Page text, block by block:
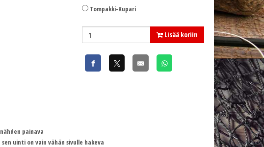
Tompakki-Kupari
Lisää koriin
painava
uinti on vain vähän sivulle hakeva